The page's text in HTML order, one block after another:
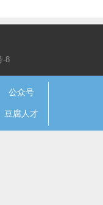
-8
公众号
豆腐人才